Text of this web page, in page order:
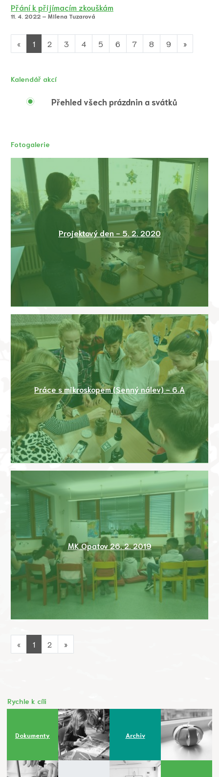
Přání k přijímacím zkouškám
11. 4. 2022 – Milena Tuzarová
« 1 2 3 4 5 6 7 8 9 »
Kalendář akcí
Přehled všech prázdnin a svátků
Fotogalerie
Projektový den - 5. 2. 2020
Práce s mikroskopem (Senný nálev) - 6.A
MK Opatov 26. 2. 2019
« 1 2 »
Rychle k cíli
Dokumenty Archiv